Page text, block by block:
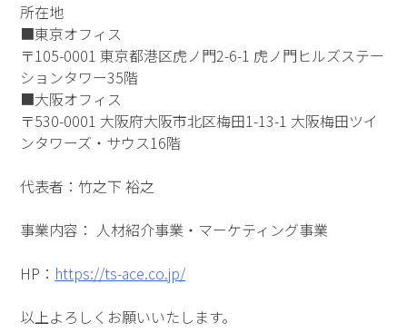
所在地
■東京オフィス
〒105-0001 東京都港区虎ノ門2-6-1 虎ノ門ヒルズステー
ションタワー35階
■大阪オフィス
〒530-0001 大阪府大阪市北区梅田1-13-1 大阪梅田ツイ
ンタワーズ・サウス16階
代表者：竹之下 裕之
事業内容： 人材紹介事業・マーケティング事業
HP： https://ts-ace.co.jp/
以上よろしくお願いいたします。